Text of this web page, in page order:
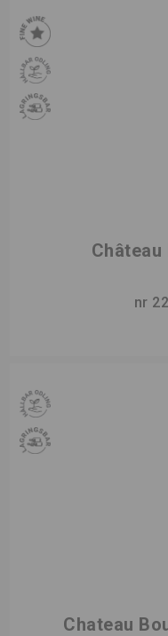
nr
Chateau